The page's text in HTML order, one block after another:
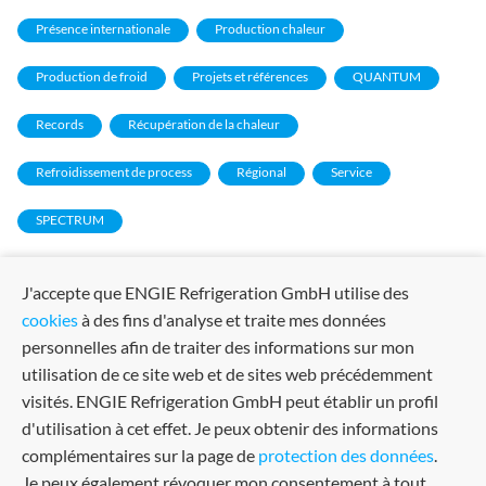
Présence internationale Production chaleur
Production de froid Projets et références QUANTUM
Records Récupération de la chaleur
Refroidissement de process Régional Service
SPECTRUM
J'accepte que ENGIE Refrigeration GmbH utilise des
cookiesà des fins d'analyse et traite mes données
personnelles afin de traiter des informations sur mon
utilisation de ce site web et de sites web précédemment
visités. ENGIE Refrigeration GmbH peut établir un profil
d'utilisation à cet effet. Je peux obtenir des informations
complémentaires sur la page de protection des données.